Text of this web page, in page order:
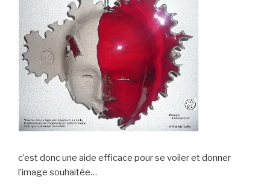
c’est donc une aide efficace pour se voiler et donner
l’image souhaitée…